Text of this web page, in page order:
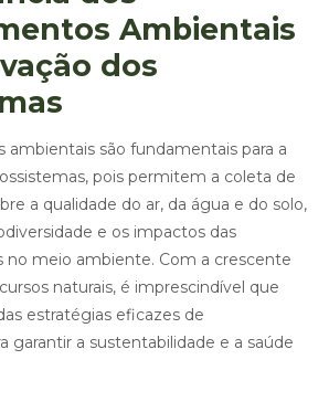
Ambientais
dos
ambientais são fundamentais para a
pois permitem a coleta de
a qualidade do ar, da água e do solo,
e os impactos das
no meio ambiente. Com a crescente
naturais, é imprescindível que
estratégias eficazes de
garantir a sustentabilidade e a saúde